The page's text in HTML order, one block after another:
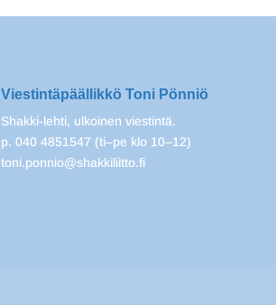
Viestintäpäällikkö Toni Pönniö
Shakki-lehti, ulkoinen viestintä.
p. 040 4851547 (ti–pe klo 10–12)
toni.ponnio@shakkiliitto.fi